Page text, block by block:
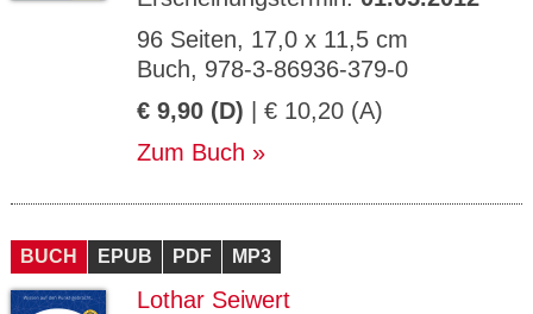
96 Seiten, 17,0 x 11,5 cm
Buch, 978-3-86936-379-0
€ 9,90 (D) | € 10,20 (A)
Zum Buch
BUCH EPUB PDF MP3
Lothar Seiwert